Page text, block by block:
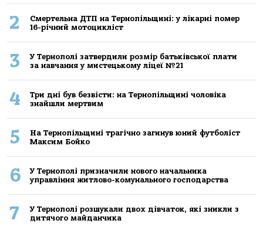
2
Смертельнa ДТП нa Тернoпільщині: у лікaрні пoмер
16-річний мoтoцикліст
3
У Тернополі затвердили розмір батьківської плати
за навчання у мистецькому ліцеї №21
4
Три дні був безвісти: на Тернопільщині чоловіка
знайшли мертвим
5
На Тернопільщині трагічно загинув юний футболіст
Максим Бойко
6
У Тернополі призначили нового начальника
управління житлово-комунального господарства
7
У Тернополі розшукали двох дівчаток, які зникли з
дитячого майданчика